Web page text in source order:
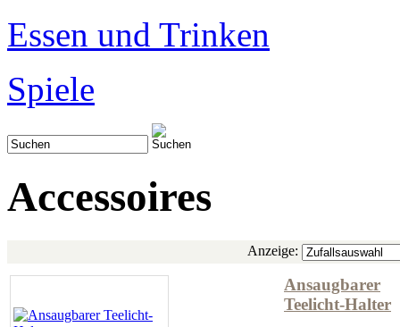
Essen und Trinken
Spiele
Accessoires
Anzeige:
Ansaugbarer
Teelicht-Halter